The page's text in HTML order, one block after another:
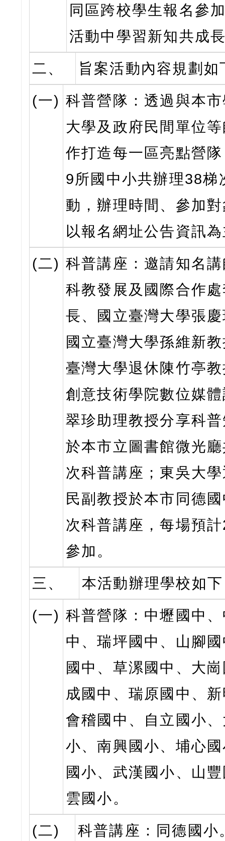
同區跨校學生報名參
活動中學習新知共成
二、
旨案活動內容規劃如
(一) 科普營隊：透過與本
大學及政府民間單位
作打造每一區亮點營
9所國中小共辦理38梯
動，辦理時間、參加
以報名網址公告資訊
(二) 科普講座：邀請知名
科教發展及國際合作
長、國立臺灣大學張
國立臺灣大學孫維新
臺灣大學退休陳竹亭
創意技術學院數位媒
翠珍助理教授分享科
於本市立圖書館微光
次科普講座；東吳大
民副教授於本市同德
次科普講座，每場預
參加。
三、
本活動辦理學校如
(一) 科普營隊：中壢國中
中、瑞坪國中、山腳
國中、草漯國中、大
成國中、瑞原國中、
會稽國中、自立國小
小、南興國小、埔心
國小、武漢國小、山
雲國小。
(二)
科普講座：同德國小